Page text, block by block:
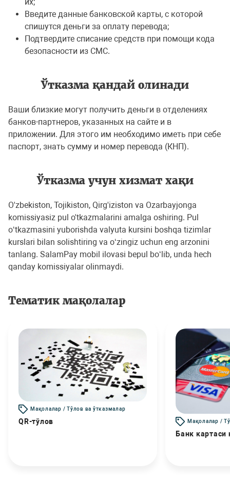
Введите данные банковской карты, с которой
спишутся деньги за оплату перевода;
Подтвердите списание средств при помощи кода
безопасности из СМС.
Ўтказма қандай олинади
Ваши близкие могут получить деньги в отделениях
банков-партнеров, указанных на сайте и в
приложении. Для этого им необходимо иметь при себе
паспорт, знать сумму и номер перевода (КНП).
Ўтказма учун хизмат хақи
O'zbekiston, Tojikiston, Qirg'iziston va Ozarbayjonga
komissiyasiz pul o'tkazmalarini amalga oshiring. Pul
o‘tkazmasini yuborishda valyuta kursini boshqa tizimlar
kurslari bilan solishtiring va o‘zingiz uchun eng arzonini
tanlang. SalamPay mobil ilovasi bepul bo‘lib, unda hech
qanday komissiyalar olinmaydi.
Тематик мақолалар
Мақолалар / Тўлов ва ўтказмалар
QR-тўлов Мақолалар /
Банк картаси